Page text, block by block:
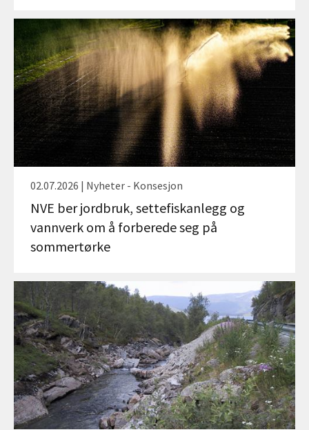
02.07.2026 | Nyheter - Konsesjon
NVE ber jordbruk, settefiskanlegg og
vannverk om å forberede seg på
sommertørke